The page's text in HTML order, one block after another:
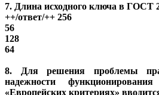
7. Длина исходного ключа в ГОСТ
++/ответ/++ 256
56
128
64
8. Для решения проблемы
надежности
«Европейских критериях»